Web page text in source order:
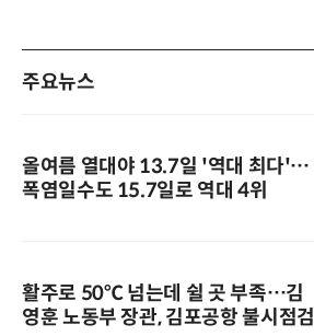
주요뉴스
올여름 열대야 13.7일 '역대 최다'…
폭염일수도 15.7일로 역대 4위
활주로 50℃ 넘는데 쉴 곳 부족…김
영훈 노동부 장관, 김포공항 불시점검